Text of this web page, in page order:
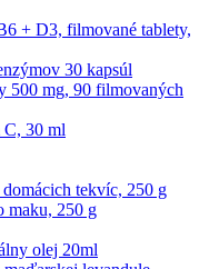
+ D3, filmované tablety,
30 kapsúl
500 mg, 90 filmovaných
30 ml
tekvíc, 250 g
maku, 250 g
olej 20ml